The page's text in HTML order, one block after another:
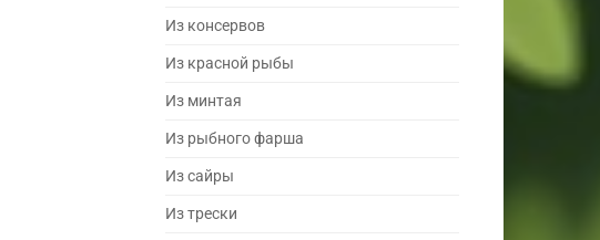
Из консервов
Из красной рыбы
Из минтая
Из рыбного фарша
Из сайры
Из трески